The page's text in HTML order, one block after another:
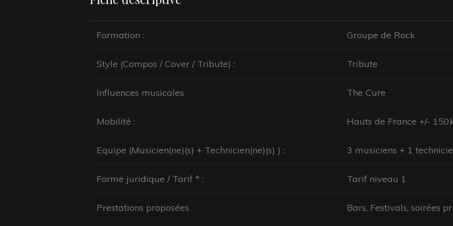
Formation : Groupe de Rock
Style (Compos / Cover / Tribute) : Tribute
Influences musicales The Cure
Mobilité : Hauts de France +/-
Equipe (Musicien(ne)(s) + Technicien(ne)(s) ) : 3 musiciens + 1
Forme juridique / Tarif * : Tarif niveau 1
Prestations proposées Bars, Festivals, soirées